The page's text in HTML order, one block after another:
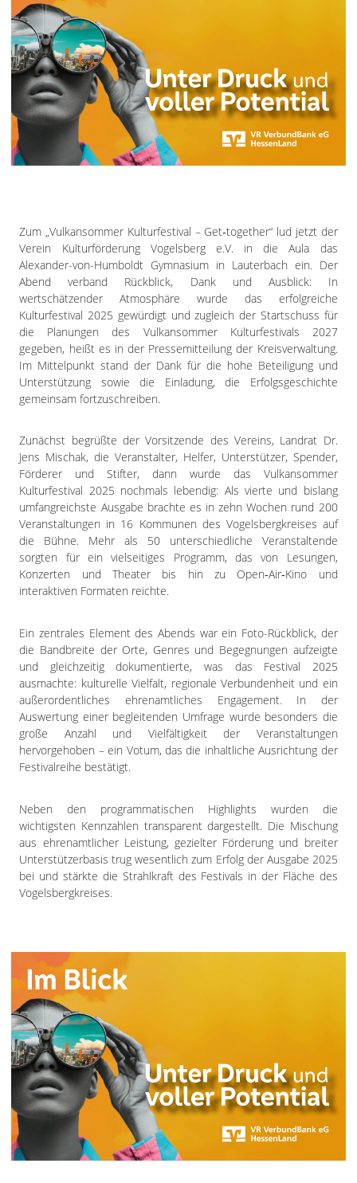
Schwalm
Fulda
Gießen
Impressum
Datenschutzerklärung
Zum „Vulkansommer Kulturfestival – Get‑together“ lud jetzt der
Verein Kulturförderung Vogelsberg e.V. in die Aula das
Alexander-von-Humboldt Gymnasium in Lauterbach ein. Der
Abend verband Rückblick, Dank und Ausblick: In
wertschätzender Atmosphäre wurde das erfolgreiche
Kulturfestival 2025 gewürdigt und zugleich der Startschuss für
die Planungen des Vulkansommer Kulturfestivals 2027
gegeben, heißt es in der Pressemitteilung der Kreisverwaltung.
Im Mittelpunkt stand der Dank für die hohe Beteiligung und
Unterstützung sowie die Einladung, die Erfolgsgeschichte
gemeinsam fortzuschreiben.
Zunächst begrüßte der Vorsitzende des Vereins, Landrat Dr.
Jens Mischak, die Veranstalter, Helfer, Unterstützer, Spender,
Förderer und Stifter, dann wurde das Vulkansommer
Kulturfestival 2025 nochmals lebendig: Als vierte und bislang
umfangreichste Ausgabe brachte es in zehn Wochen rund 200
Veranstaltungen in 16 Kommunen des Vogelsbergkreises auf
die Bühne. Mehr als 50 unterschiedliche Veranstaltende
sorgten für ein vielseitiges Programm, das von Lesungen,
Konzerten und Theater bis hin zu Open‑Air‑Kino und
interaktiven Formaten reichte.
Ein zentrales Element des Abends war ein Foto-Rückblick, der
die Bandbreite der Orte, Genres und Begegnungen aufzeigte
und gleichzeitig dokumentierte, was das Festival 2025
ausmachte: kulturelle Vielfalt, regionale Verbundenheit und ein
außerordentliches ehrenamtliches Engagement. In der
Auswertung einer begleitenden Umfrage wurde besonders die
große Anzahl und Vielfältigkeit der Veranstaltungen
hervorgehoben – ein Votum, das die inhaltliche Ausrichtung der
Festivalreihe bestätigt.
Neben den programmatischen Highlights wurden die
wichtigsten Kennzahlen transparent dargestellt. Die Mischung
aus ehrenamtlicher Leistung, gezielter Förderung und breiter
Unterstützerbasis trug wesentlich zum Erfolg der Ausgabe 2025
bei und stärkte die Strahlkraft des Festivals in der Fläche des
Vogelsbergkreises.